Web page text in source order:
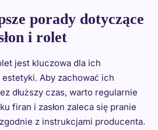
porady dotyczące
i rolet
jest kluczowa dla ich
Aby zachować ich
dłuższy czas, warto regularnie
firan i zasłon zaleca się pranie
z instrukcjami producenta.